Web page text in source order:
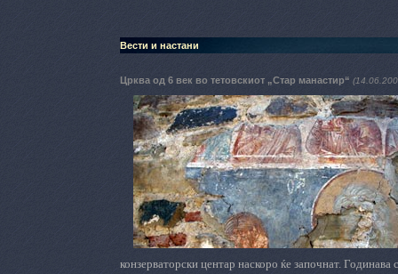
Вести и настани
Црква од 6 век во тетовскиот „Стар манастир“
конзерваторски центар наскоро ќе започнат.